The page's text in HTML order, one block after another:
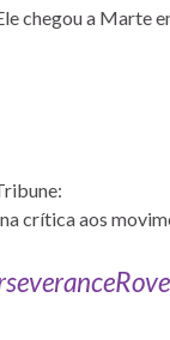
chegou a Marte
crítica aos